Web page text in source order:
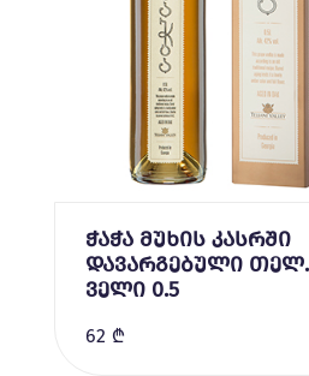
ჭაჭა მუხის კასრში
დავარგებული თელ.
ველი 0.5
62 ₾